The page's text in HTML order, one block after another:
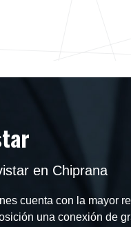
en Chiprana
cuenta con la mayor
una conexión de